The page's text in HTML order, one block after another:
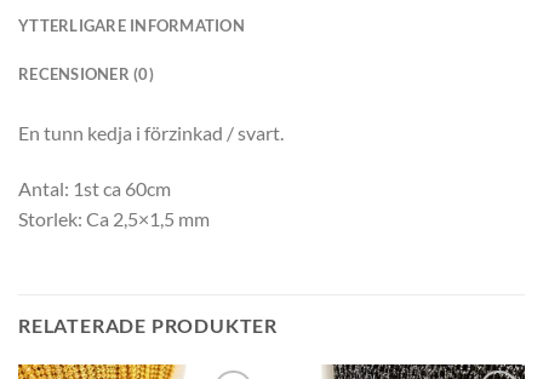
YTTERLIGARE INFORMATION
RECENSIONER (0)
En tunn kedja i förzinkad / svart.
Antal: 1st ca 60cm
Storlek: Ca 2,5×1,5 mm
RELATERADE PRODUKTER